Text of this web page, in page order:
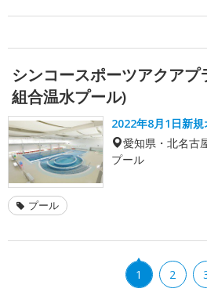
シンコースポーツアクア
組合温水プール)
2022年8月1日新
愛知県・北名古
プール
プール
1 2